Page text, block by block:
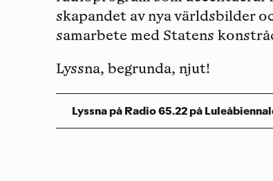
skapandet av nya världsbilder
samarbete med Statens
Lyssna, begrunda, njut!
Lyssna på Radio 65.22 på